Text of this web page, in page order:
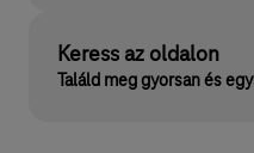
Keress az oldalon
Találd meg gyorsan és